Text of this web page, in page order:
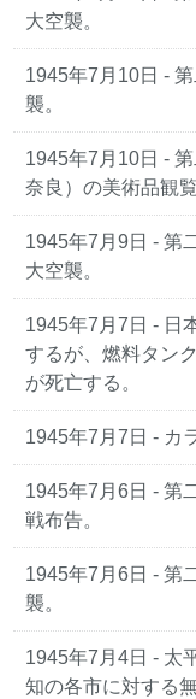
大空襲。
1945年7月10日 -
襲。
1945年7月10日 -
奈良）の美術品観
1945年7月9日 - 第
大空襲。
1945年7月7日 - 日
するが、燃料タン
が死亡する。
1945年7月7日 - カ
1945年7月6日 - 第
戦布告。
1945年7月6日 - 第
襲。
1945年7月4日 - 太
知の各市に対する